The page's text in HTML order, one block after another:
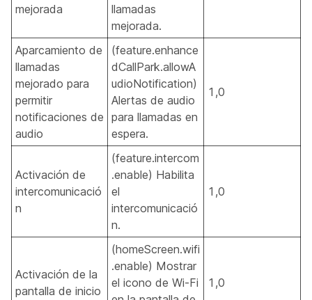
mejorada
llamadas
mejorada.
Aparcamiento de
llamadas
mejorado para
permitir
notificaciones de
audio
(feature.enhance
dCallPark.allowA
udioNotification)
Alertas de audio
para llamadas en
espera.
1,0
Activación de
intercomunicació
n
(feature.intercom
.enable) Habilita
el
intercomunicació
n.
1,0
Activación de la
pantalla de inicio
(homeScreen.wifi
.enable) Mostrar
el icono de Wi-Fi
1,0